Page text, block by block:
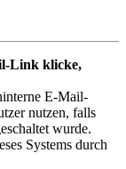
Link klicke,
E-Mail-
nutzen, falls
wurde.
Systems durch